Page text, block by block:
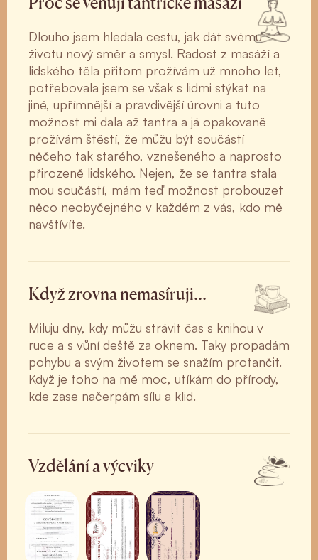
Dlouho jsem hledala cestu, jak dát svému
životu nový směr a smysl. Radost z masáží a
lidského těla přitom prožívám už mnoho let,
potřebovala jsem se však s lidmi stýkat na
jiné, upřímnější a pravdivější úrovni a tuto
možnost mi dala až tantra a já opakovaně
prožívám štěstí, že můžu být součástí
něčeho tak starého, vznešeného a naprosto
přirozeně lidského. Nejen, že se tantra stala
mou součástí, mám teď možnost probouzet
něco neobyčejného v každém z vás, kdo mě
navštívíte.
Když zrovna nemasíruji…
Miluju dny, kdy můžu strávit čas s knihou v
ruce a s vůní deště za oknem. Taky propadám
pohybu a svým životem se snažím protančit.
Když je toho na mě moc, utíkám do přírody,
kde zase načerpám sílu a klid.
Vzdělání a výcviky